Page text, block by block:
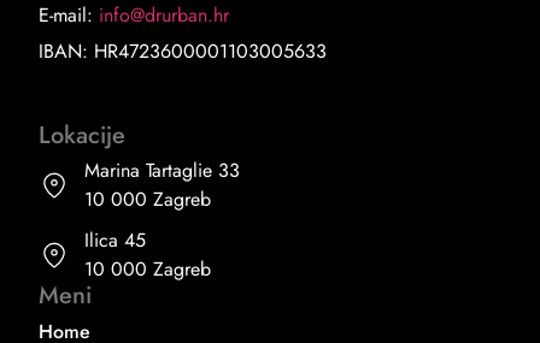
E-mail: info@drurban.hr
IBAN: HR4723600001103005633
Lokacije
Marina Tartaglie 33
10 000 Zagreb
Ilica 45
10 000 Zagreb
Meni
Home